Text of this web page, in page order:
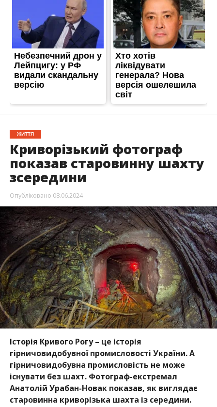
ЖИТТЯ
Криворізький фотограф
показав старовинну шахту
зсередини
Опубліковано 08.06.2024
Історія Кривого Рогу – це історія
гірничовидобувної промисловості України. А
гірничовидобувна промисловість не може
існувати без шахт. Фотограф-екстремал
Анатолій Урабан-Новак показав, як виглядає
старовинна криворізька шахта із середини.